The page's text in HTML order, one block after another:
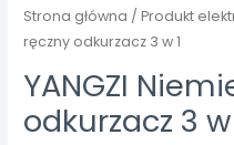
Strona główna /Produkt
ręczny odkurzacz 3 w 1
YANGZI
odkurzacz 3 w